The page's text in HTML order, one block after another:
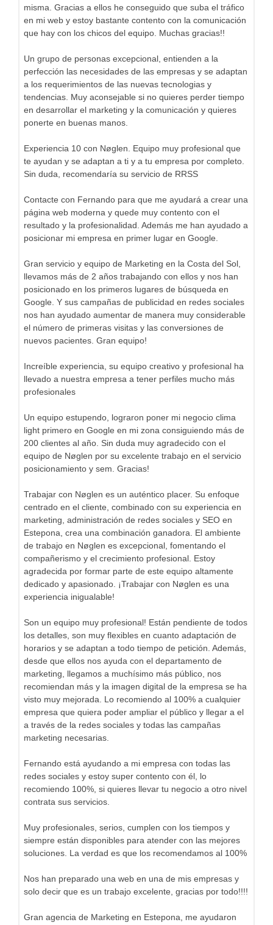
misma. Gracias a ellos he conseguido que suba el tráfico
en mi web y estoy bastante contento con la comunicación
que hay con los chicos del equipo. Muchas gracias!!
Un grupo de personas excepcional, entienden a la
perfección las necesidades de las empresas y se adaptan
a los requerimientos de las nuevas tecnologias y
tendencias. Muy aconsejable si no quieres perder tiempo
en desarrollar el marketing y la comunicación y quieres
ponerte en buenas manos.
Experiencia 10 con Nøglen. Equipo muy profesional que
te ayudan y se adaptan a ti y a tu empresa por completo.
Sin duda, recomendaría su servicio de RRSS
Contacte con Fernando para que me ayudará a crear una
página web moderna y quede muy contento con el
resultado y la profesionalidad. Además me han ayudado a
posicionar mi empresa en primer lugar en Google.
Gran servicio y equipo de Marketing en la Costa del Sol,
llevamos más de 2 años trabajando con ellos y nos han
posicionado en los primeros lugares de búsqueda en
Google. Y sus campañas de publicidad en redes sociales
nos han ayudado aumentar de manera muy considerable
el número de primeras visitas y las conversiones de
nuevos pacientes. Gran equipo!
Increíble experiencia, su equipo creativo y profesional ha
llevado a nuestra empresa a tener perfiles mucho más
profesionales
Un equipo estupendo, lograron poner mi negocio clima
light primero en Google en mi zona consiguiendo más de
200 clientes al año. Sin duda muy agradecido con el
equipo de Nøglen por su excelente trabajo en el servicio
posicionamiento y sem. Gracias!
Trabajar con Nøglen es un auténtico placer. Su enfoque
centrado en el cliente, combinado con su experiencia en
marketing, administración de redes sociales y SEO en
Estepona, crea una combinación ganadora. El ambiente
de trabajo en Nøglen es excepcional, fomentando el
compañerismo y el crecimiento profesional. Estoy
agradecida por formar parte de este equipo altamente
dedicado y apasionado. ¡Trabajar con Nøglen es una
experiencia inigualable!
Son un equipo muy profesional! Están pendiente de todos
los detalles, son muy flexibles en cuanto adaptación de
horarios y se adaptan a todo tiempo de petición. Además,
desde que ellos nos ayuda con el departamento de
marketing, llegamos a muchísimo más público, nos
recomiendan más y la imagen digital de la empresa se ha
visto muy mejorada. Lo recomiendo al 100% a cualquier
empresa que quiera poder ampliar el público y llegar a el
a través de la redes sociales y todas las campañas
marketing necesarias.
Fernando está ayudando a mi empresa con todas las
redes sociales y estoy super contento con él, lo
recomiendo 100%, si quieres llevar tu negocio a otro nivel
contrata sus servicios.
Muy profesionales, serios, cumplen con los tiempos y
siempre están disponibles para atender con las mejores
soluciones. La verdad es que los recomendamos al 100%
Nos han preparado una web en una de mis empresas y
solo decir que es un trabajo excelente, gracias por todo!!!!
Gran agencia de Marketing en Estepona, me ayudaron